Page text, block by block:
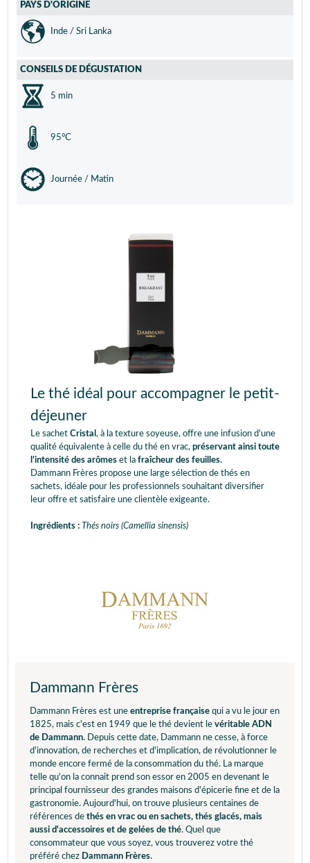
PAYS D'ORIGINE
Inde / Sri Lanka
CONSEILS DE DÉGUSTATION
5 min
95°C
Journée / Matin
Le thé idéal pour accompagner le petit-
déjeuner
Le sachet Cristal , à la texture soyeuse, offre une infusion d’une
qualité équivalente à celle du thé en vrac, préservant ainsi toute
l’intensité des arômes et la fraîcheur des feuilles.
Dammann Frères propose une large sélection de thés en
sachets, idéale pour les professionnels souhaitant diversifier
leur offre et satisfaire une clientèle exigeante.
Ingrédients : Thés noirs (Camellia sinensis)
Dammann Frères
Dammann Frères est une entreprise française qui a vu le jour en
1825, mais c'est en 1949 que le thé devient le véritable ADN
de Dammann. Depuis cette date, Dammann ne cesse, à force
d'innovation, de recherches et d'implication, de révolutionner le
monde encore fermé de la consommation du thé. La marque
telle qu'on la connait prend son essor en 2005 en devenant le
principal fournisseur des grandes maisons d'épicerie fine et de la
gastronomie. Aujourd'hui, on trouve plusieurs centaines de
références de thés en vrac ou en sachets, thés glacés, mais
aussi d'accessoires et de gelées de thé. Quel que
consommateur que vous soyez, vous trouverez votre thé
préféré chez Dammann Frères.